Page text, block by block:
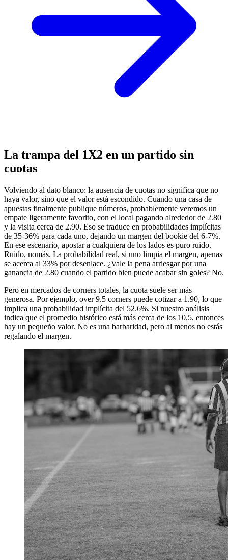
La trampa del 1X2 en un partido sin
cuotas
Volviendo al dato blanco: la ausencia de cuotas no significa que no
haya valor, sino que el valor está escondido. Cuando una casa de
apuestas finalmente publique números, probablemente veremos un
empate ligeramente favorito, con el local pagando alrededor de 2.80
y la visita cerca de 2.90. Eso se traduce en probabilidades implícitas
de 35-36% para cada uno, dejando un margen del bookie del 6-7%.
En ese escenario, apostar a cualquiera de los lados es puro ruido.
Ruido, nomás. La probabilidad real, si uno limpia el margen, apenas
se acerca al 33% por desenlace. ¿Vale la pena arriesgar por una
ganancia de 2.80 cuando el partido bien puede acabar sin goles? No.
Pero en mercados de corners totales, la cuota suele ser más
generosa. Por ejemplo, over 9.5 corners puede cotizar a 1.90, lo que
implica una probabilidad implícita del 52.6%. Si nuestro análisis
indica que el promedio histórico está más cerca de los 10.5, entonces
hay un pequeño valor. No es una barbaridad, pero al menos no estás
regalando el margen.